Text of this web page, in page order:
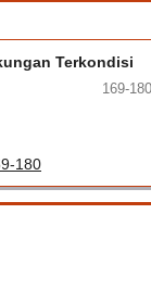
Terkondisi
169-180
180